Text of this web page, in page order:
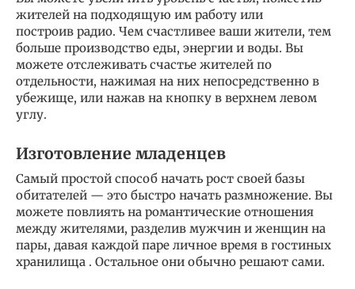
жителей на подходящую им работу или
построив радио. Чем счастливее ваши жители, тем
больше производство еды, энергии и воды. Вы
можете отслеживать счастье жителей по
отдельности, нажимая на них непосредственно в
убежище, или нажав на кнопку в верхнем левом
углу.
Изготовление младенцев
Самый простой способ начать рост своей базы
обитателей — это быстро начать размножение. Вы
можете повлиять на романтические отношения
между жителями, разделив мужчин и женщин на
пары, давая каждой паре личное время в гостиных
хранилища . Остальное они обычно решают сами.